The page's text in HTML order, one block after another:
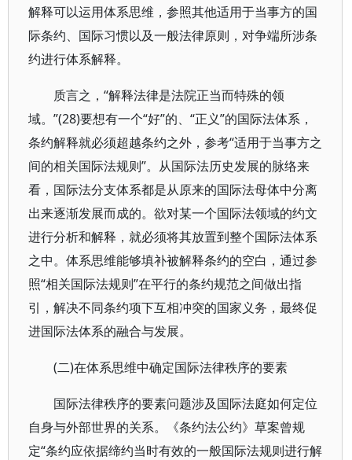
解释可以运用体系思维，参照其他适用于当事方的国
际条约、国际习惯以及一般法律原则，对争端所涉条
约进行体系解释。
质言之，“解释法律是法院正当而特殊的领
域。”(28)要想有一个“好”的、“正义”的国际法体系，
条约解释就必须超越条约之外，参考“适用于当事方之
间的相关国际法规则”。从国际法历史发展的脉络来
看，国际法分支体系都是从原来的国际法母体中分离
出来逐渐发展而成的。欲对某一个国际法领域的约文
进行分析和解释，就必须将其放置到整个国际法体系
之中。体系思维能够填补被解释条约的空白，通过参
照“相关国际法规则”在平行的条约规范之间做出指
引，解决不同条约项下互相冲突的国家义务，最终促
进国际法体系的融合与发展。
(二)在体系思维中确定国际法律秩序的要素
国际法律秩序的要素问题涉及国际法庭如何定位
自身与外部世界的关系。《条约法公约》草案曾规
定“条约应依据缔约当时有效的一般国际法规则进行解